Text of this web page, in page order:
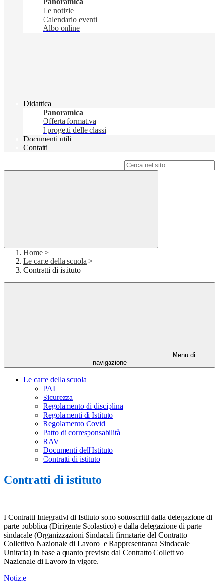
Panoramica
Le notizie
Calendario eventi
Albo online
Didattica
Panoramica
Offerta formativa
I progetti delle classi
Documenti utili
Contatti
Home >
Le carte della scuola >
Contratti di istituto
Menu di
navigazione
Le carte della scuola
PAI
Sicurezza
Regolamento di disciplina
Regolamenti di Istituto
Regolamento Covid
Patto di corresponsabilità
RAV
Documenti dell'Istituto
Contratti di istituto
Contratti di istituto
I Contratti Integrativi di Istituto sono sottoscritti dalla delegazione di
parte pubblica (Dirigente Scolastico) e dalla delegazione di parte
sindacale (Organizzazioni Sindacali firmatarie del Contratto
Collettivo Nazionale di Lavoro e Rappresentanza Sindacale
Unitaria) in base a quanto previsto dal Contratto Collettivo
Nazionale di Lavoro in vigore.
Notizie